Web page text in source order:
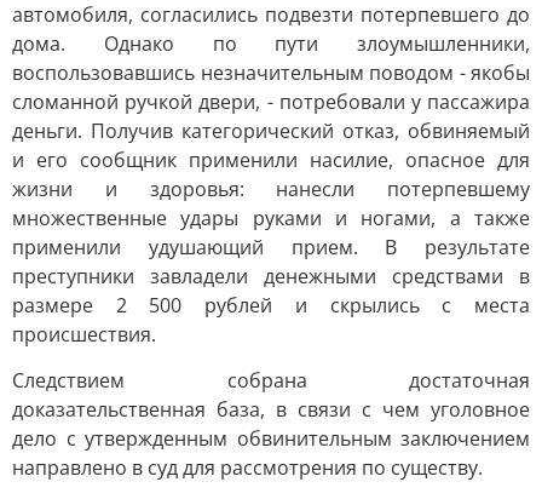
автомобиля, согласились подвезти потерпевшего до
дома. Однако по пути злоумышленники,
воспользовавшись незначительным поводом - якобы
сломанной ручкой двери, - потребовали у пассажира
деньги. Получив категорический отказ, обвиняемый
и его сообщник применили насилие, опасное для
жизни и здоровья: нанесли потерпевшему
множественные удары руками и ногами, а также
применили удушающий прием. В результате
преступники завладели денежными средствами в
размере 2 500 рублей и скрылись с места
происшествия.
Следствием собрана достаточная
доказательственная база, в связи с чем уголовное
дело с утвержденным обвинительным заключением
направлено в суд для рассмотрения по существу.